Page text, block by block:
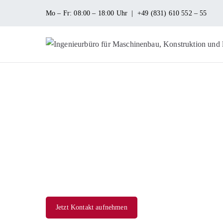
Mo – Fr: 08:00 – 18:00 Uhr | +49 (831) 610 552 – 55
Jetzt Kontakt aufnehmen